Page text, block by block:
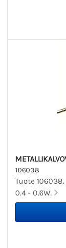
106038
Tuote
0.4 - 0.6W.